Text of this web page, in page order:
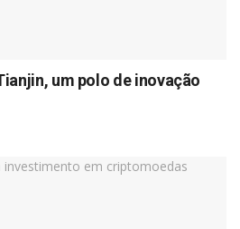
um polo de inovação